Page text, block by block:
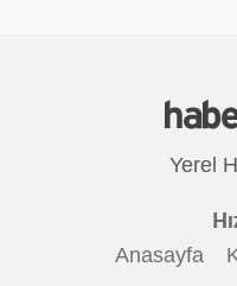
Yerel
Anasayfa